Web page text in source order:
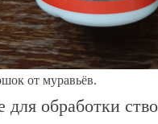
от муравьёв.
для обработки